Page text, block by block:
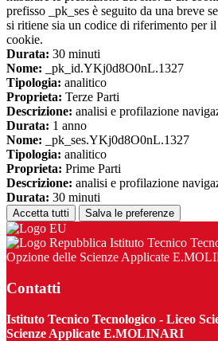
prefisso _pk_ses è seguito da una breve
si ritiene sia un codice di riferimento per
cookie.
Durata: 30 minuti
Nome: _pk_id.YKj0d8O0nL.1327
Tipologia: analitico
Proprieta: Terze Parti
Descrizione: analisi e profilazione
Durata: 1 anno
Nome: _pk_ses.YKj0d8O0nL.1327
Tipologia: analitico
Proprieta: Prime Parti
Descrizione: analisi e profilazione
Durata: 30 minuti
Accetta tutti Salva le preferenze
Istituto Tecnico
Opzione delle Scienze Applicate
Contatti
Istituto Tecnico Tecnologico - Liceo
Scienze Applicate E.MOLINARI